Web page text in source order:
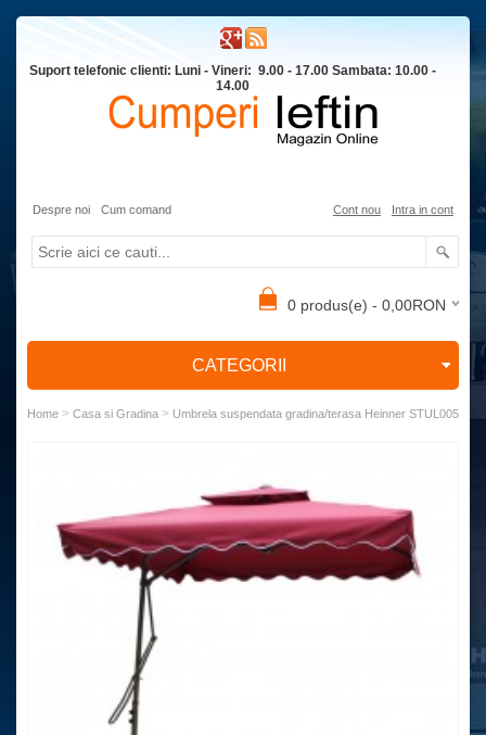
Suport telefonic clienti: Luni - Vineri: 9.00 - 17.00 Sambata: 10.00 -
14.00
Despre noi Cum comand Cont nou Intra in cont
0 produs(e) - 0,00RON
CATEGORII
Home > Casa si Gradina > Umbrela suspendata gradina/terasa Heinner STUL005